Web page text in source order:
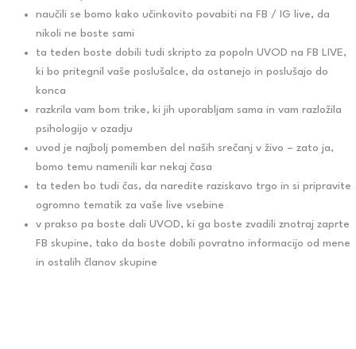
naučili se bomo kako učinkovito povabiti na FB / IG live, da
nikoli ne boste sami
ta teden boste dobili tudi skripto za popoln UVOD na FB LIVE,
ki bo pritegnil vaše poslušalce, da ostanejo in poslušajo do
konca
razkrila vam bom trike, ki jih uporabljam sama in vam razložila
psihologijo v ozadju
uvod je najbolj pomemben del naših srečanj v živo – zato ja,
bomo temu namenili kar nekaj časa
ta teden bo tudi čas, da naredite raziskavo trgo in si pripravite
ogromno tematik za vaše live vsebine
v prakso pa boste dali UVOD, ki ga boste zvadili znotraj zaprte
FB skupine, tako da boste dobili povratno informacijo od mene
in ostalih članov skupine